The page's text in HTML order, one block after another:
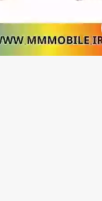
بزرگنمایی تصویر